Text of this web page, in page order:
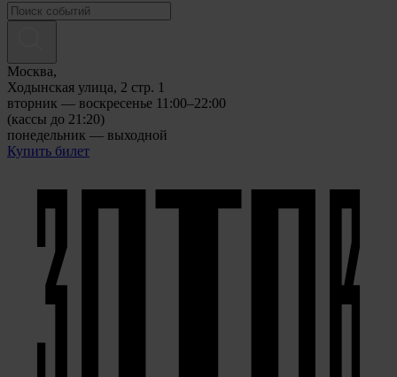
Москва,
Ходынская улица, 2 стр. 1
вторник — воскресенье 11:00–22:00
(кассы до 21:20)
понедельник — выходной
Купить билет